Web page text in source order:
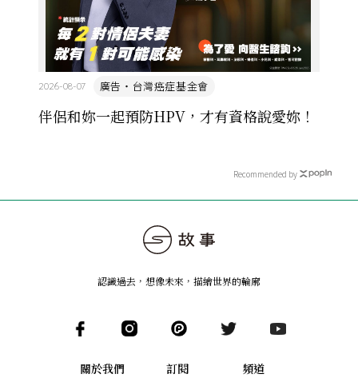
伴侶和妳一起預防HPV，才有資格說愛妳！
廣告・台灣癌症基金會
2026-08-07
Recommended by
認識過去，想像未來 ， 描繪世界的輪廓
關於我們 訂閱 頻道